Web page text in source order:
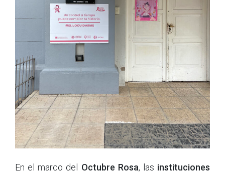
En el marco del Octubre Rosa, las instituciones